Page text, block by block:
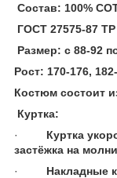
Состав: 100%
ГОСТ 27575-87
Размер: с 88-92
Рост: 170-176,
Костюм состоит
Куртка:
· Куртка
застёжка на
· Накладные